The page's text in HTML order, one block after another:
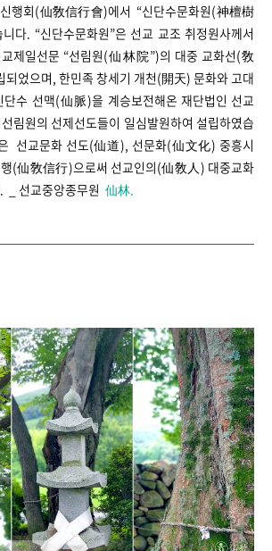
신행회(仙敎信行會)에서 “신단수문화원(神檀樹
다. “신단수문화원”은 선교 교조 취정원사께서
제일선문 “선림원(仙林院”)의 대중 교화선(敎
었으며, 한민족 창세기 개천(開天) 문화와 고대
수 선맥(仙脈)을 계승보전해온 재단법인 선교
림원의 선제선도들이 일심발원하여 설립하였습
선교문화 선도(仙道), 선문화(仙文化) 중흥시
(仙敎信行)으로써 선교인의(仙敎人) 대중교화
_ 선교중앙종무원 仙林.